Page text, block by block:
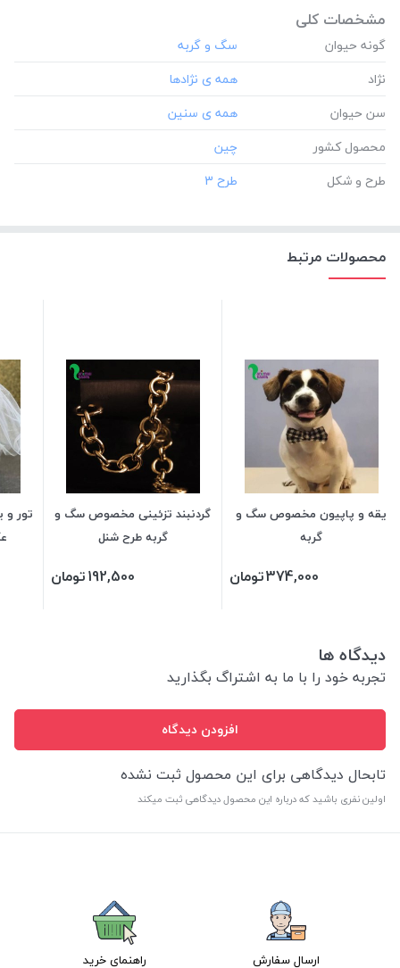
مشخصات کلی
گونه حیوان
نژاد
سن حیوان
محصول کشور
طرح و شکل
محصولات مرتبط
یقه و پاپیون مخصوص سگ و
گربه
374,000تومان
گردنبند تزئینی مخصوص سگ و
گربه طرح شنل
192,500تومان
تور
دیدگاه ها
تجربه خود را با ما به اشتراگ بگذارید
افزودن دیدگاه
تابحال دیدگاهی برای این محصول ثبت نشده
اولین نفری باشید که درباره این محصول دیدگاهی ثبت میکند
ارسال سفارش راهنمای خرید